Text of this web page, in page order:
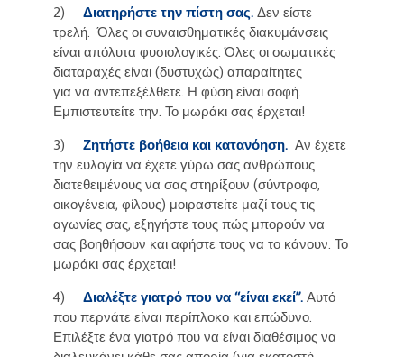
2)Διατηρήστε την πίστη σας.Δεν είστε
τρελή. Όλες οι συναισθηματικές διακυμάνσεις
είναι απόλυτα φυσιολογικές. Όλες οι σωματικές
διαταραχές είναι (δυστυχώς) απαραίτητες
για να αντεπεξέλθετε. Η φύση είναι σοφή.
Εμπιστευτείτε την. Το μωράκι σας έρχεται!
3)Ζητήστε βοήθεια και κατανόηση. Αν έχετε
την ευλογία να έχετε γύρω σας ανθρώπους
διατεθειμένους να σας στηρίξουν (σύντροφο,
οικογένεια, φίλους) μοιραστείτε μαζί τους τις
αγωνίες σας, εξηγήστε τους πώς μπορούν να
σας βοηθήσουν και αφήστε τους να το κάνουν. Το
μωράκι σας έρχεται!
4)Διαλέξτε γιατρό που να “είναι εκεί”.Αυτό
που περνάτε είναι περίπλοκο και επώδυνο.
Επιλέξτε ένα γιατρό που να είναι διαθέσιμος να